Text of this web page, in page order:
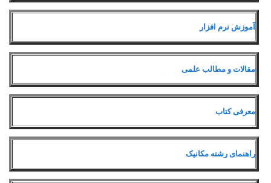
آموزش نرم افزار
مقالات و مطالب علمی
معرفی کتاب
راهنمای رشته مکانیک